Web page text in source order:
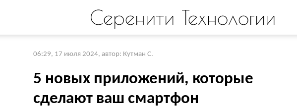
Серенити Технологии
06:29, 17 июля 2024, автор: Кутман С.
5 новых приложений, которые
сделают ваш смартфон